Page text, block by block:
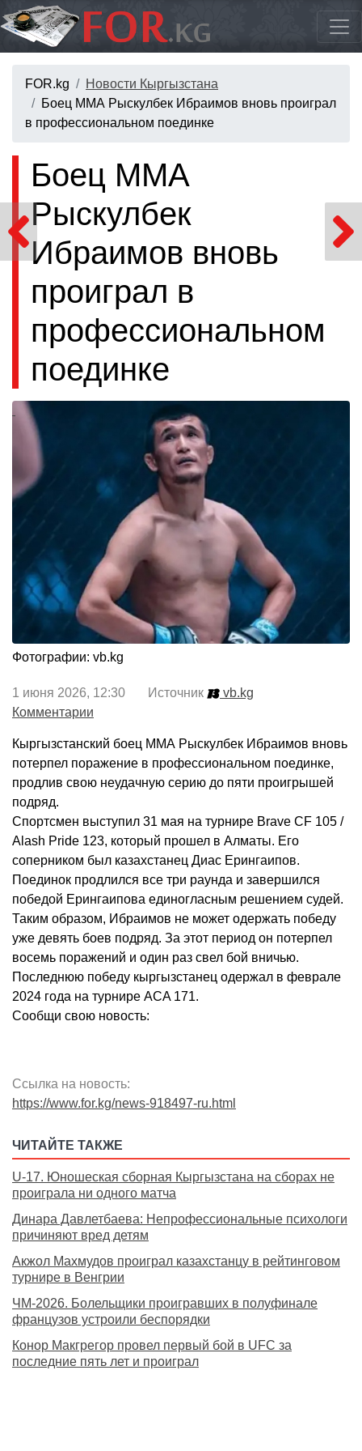
FOR.kg
Новости Кыргызстана
Боец ММА Рыскулбек Ибраимов вновь проиграл
в профессиональном поединке
Боец ММА
Рыскулбек
Ибраимов вновь
проиграл в
профессиональном
поединке
Фотографии: vb.kg
1 июня 2026, 12:30 Источник
vb.kg
Комментарии
Кыргызстанский боец ММА Рыскулбек Ибраимов вновь
потерпел поражение в профессиональном поединке,
продлив свою неудачную серию до пяти проигрышей
подряд.
Спортсмен выступил 31 мая на турнире Brave CF 105 /
Alash Pride 123, который прошел в Алматы. Его
соперником был казахстанец Диас Ерингаипов.
Поединок продлился все три раунда и завершился
победой Ерингаипова единогласным решением судей.
Таким образом, Ибраимов не может одержать победу
уже девять боев подряд. За этот период он потерпел
восемь поражений и один раз свел бой вничью.
Последнюю победу кыргызстанец одержал в феврале
2024 года на турнире ACA 171.
Сообщи свою новость:
Ссылка на новость:
https://www.for.kg/news-918497-ru.html
ЧИТАЙТЕ ТАКЖЕ
U-17. Юношеская сборная Кыргызстана на сборах не
проиграла ни одного матча
Динара Давлетбаева: Непрофессиональные психологи
причиняют вред детям
Акжол Махмудов проиграл казахстанцу в рейтинговом
турнире в Венгрии
ЧМ-2026. Болельщики проигравших в полуфинале
французов устроили беспорядки
Конор Макгрегор провел первый бой в UFC за
последние пять лет и проиграл